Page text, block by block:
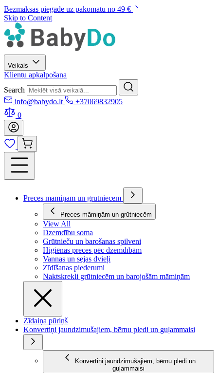
Bezmaksas piegāde uz pakomātu no 49 €
Skip to Content
Veikals
Klientu apkalpošana
Search
info@babydo.lt
+37069832905
0
Preces māmiņām un grūtniecēm
Preces māmiņām un grūtniecēm
View All
Dzemdību soma
Grūtnieču un barošanas spilveni
Higiēnas preces pēc dzemdībām
Vannas un sejas dvieļi
Zīdīšanas piederumi
Naktskrekli grūtniecēm un barojošām māmiņām
Zīdaiņa pūriņš
Konvertiņi jaundzimušajiem, bērnu pledi un guļammaisi
Konvertiņi jaundzimušajiem, bērnu pledi un
guļammaisi